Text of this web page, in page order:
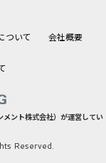
ついて 会社概要
ント株式会社）が運営してい
Reserved.